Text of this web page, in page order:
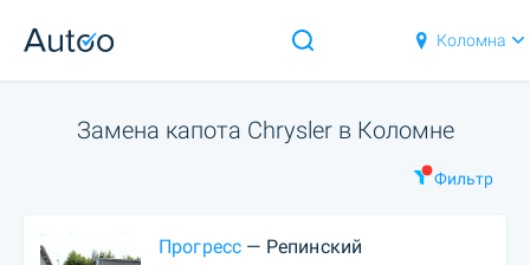
Коломна
Замена капота Chrysler в Коломне
Фильтр
Прогресс — Репинский